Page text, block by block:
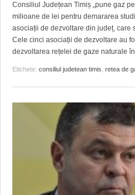
Consiliul Județean Timiș „pune gaz
milioane de lei pentru demararea
asociații de dezvoltare din județ, care
Cele cinci asociații de dezvoltare au
dezvoltarea rețelei de gaze naturale
Etichete: consiliul judetean timis retea de